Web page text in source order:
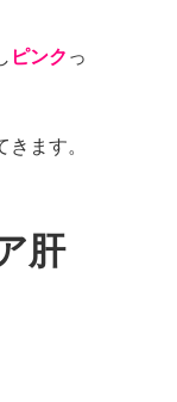
ピンク っ
ます。
肝